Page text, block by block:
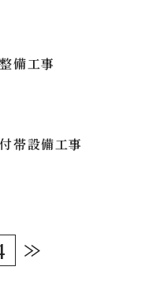
備工事
帯設備工事